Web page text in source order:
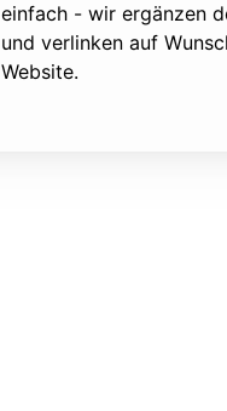
einfach - wir ergänzen
und verlinken auf
Website.